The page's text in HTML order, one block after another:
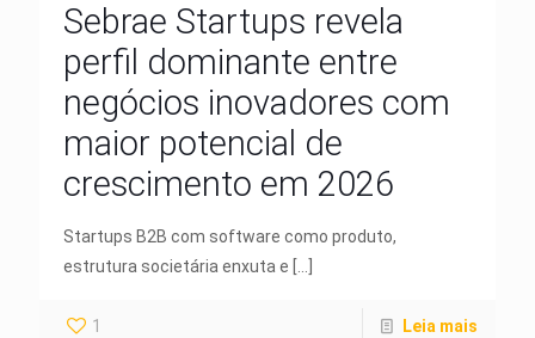
Sebrae Startups revela
perfil dominante entre
negócios inovadores com
maior potencial de
crescimento em 2026
Startups B2B com software como produto,
estrutura societária enxuta e
1 Leia mais